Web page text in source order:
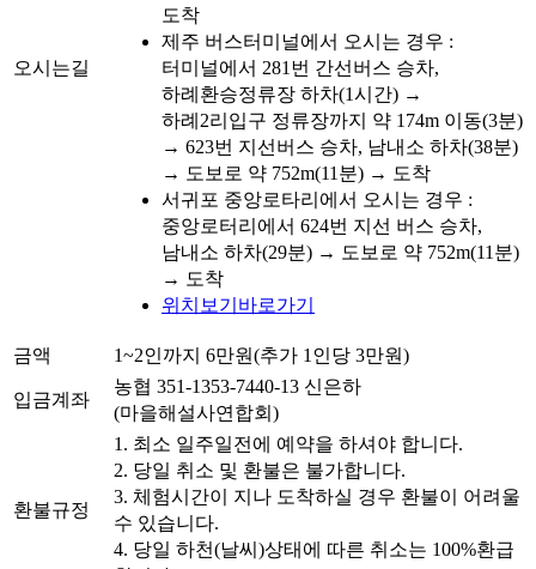
오시는길
도착
제주 버스터미널에서 오시는 경우 :
터미널에서 281번 간선버스 승차,
하례환승정류장 하차(1시간) →
하례2리입구 정류장까지 약 174m 이동(3분)
→ 623번 지선버스 승차, 남내소 하차(38분)
→ 도보로 약 752m(11분) → 도착
서귀포 중앙로타리에서 오시는 경우 :
중앙로터리에서 624번 지선 버스 승차,
남내소 하차(29분) → 도보로 약 752m(11분)
→ 도착
위치보기바로가기
금액 1~2인까지 6만원(추가 1인당 3만원)
입금계좌
농협 351-1353-7440-13 신은하
(마을해설사연합회)
환불규정
1. 최소 일주일전에 예약을 하셔야 합니다.
2. 당일 취소 및 환불은 불가합니다.
3. 체험시간이 지나 도착하실 경우 환불이 어려울
수 있습니다.
4. 당일 하천(날씨)상태에 따른 취소는 100%환급